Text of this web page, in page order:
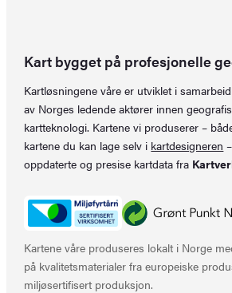
Kart bygget på profesjonelle
Kartløsningene våre er utviklet i
av Norges ledende aktører innen
kartteknologi. Kartene vi produserer –
kartene du kan lage selv i kartdesigneren
oppdaterte og presise kartdata fra
Kartene våre produseres lokalt i Norge
på kvalitetsmaterialer fra europeiske
miljøsertifisert produksjon.